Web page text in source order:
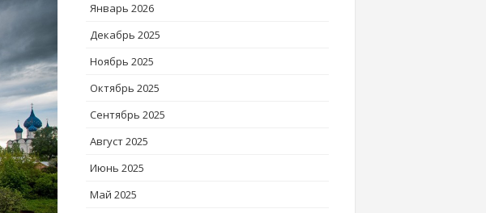
Январь 2026
Декабрь 2025
Ноябрь 2025
Октябрь 2025
Сентябрь 2025
Август 2025
Июнь 2025
Май 2025